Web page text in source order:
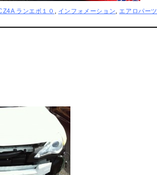
ランエボ１０ , インフォメーション, エアロパーツ